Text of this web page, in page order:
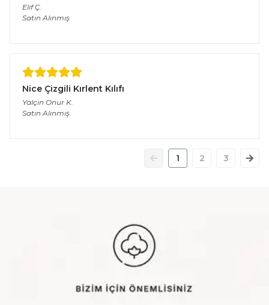
Elif Ç.
Satın Alınmış
Nice Çizgili Kırlent Kılıfı
Yalçın Onur K.
Satın Alınmış
1 2 3